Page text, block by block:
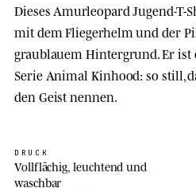
Dieses Amurleopard Jugend-T-
mit dem Fliegerhelm und der
graublauem Hintergrund. Er ist
Serie Animal Kinhood: so still,
den Geist nennen.
DRUCK
Vollflächig, leuchtend und
waschbar